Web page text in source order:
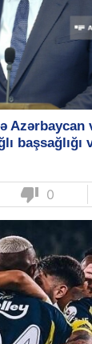
Azərbaycan
başsağlığı
thumb_down 0